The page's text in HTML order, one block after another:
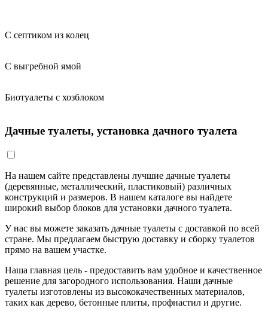
С септиком из колец
С выгребной ямой
Биотуалеты c хозблоком
Дачные туалеты, установка дачного туалета
На нашем сайте представлены лучшие дачные туалеты
(деревянные, металлический, пластиковый) различных
конструкций и размеров. В нашем каталоге вы найдете
широкий выбор блоков для установки дачного туалета.
У нас вы можете заказать дачные туалеты с доставкой по всей
стране. Мы предлагаем быструю доставку и сборку туалетов
прямо на вашем участке.
Наша главная цель - предоставить вам удобное и качественное
решение для загородного использования. Наши дачные
туалеты изготовлены из высококачественных материалов,
таких как дерево, бетонные плиты, профнастил и другие.